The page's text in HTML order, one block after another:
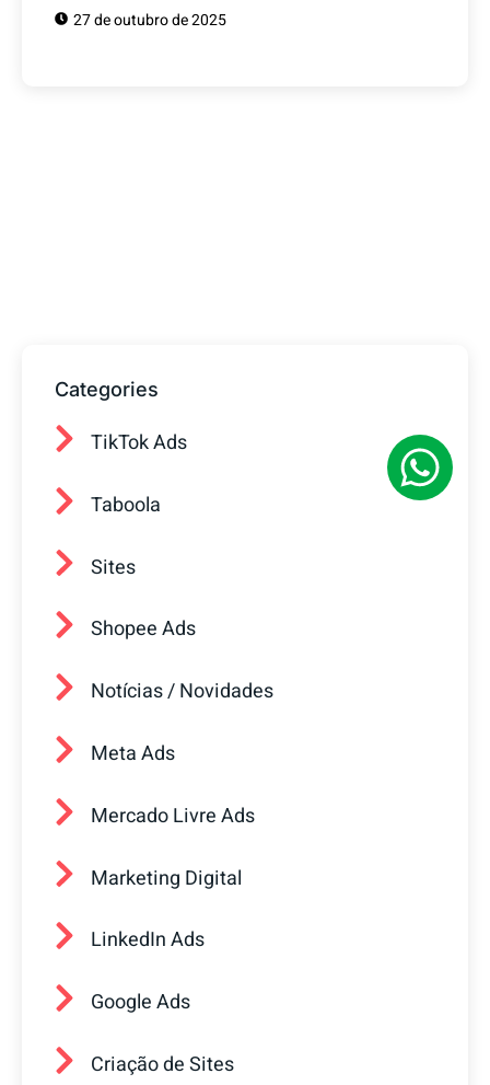
27 de outubro de 2025
Categories
TikTok Ads
Taboola
Sites
Shopee Ads
Notícias / Novidades
Meta Ads
Mercado Livre Ads
Marketing Digital
LinkedIn Ads
Google Ads
Criação de Sites